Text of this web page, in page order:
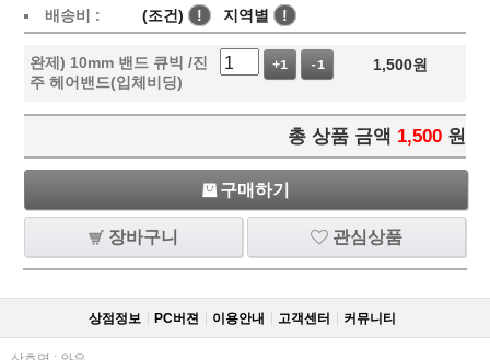
배송비 :
(조건) ! 지역별 !
완제) 10mm 밴드 큐빅 /진
주 헤어밴드(입체비딩)
+1 -1 1,500원
총 상품 금액 1,500 원
구매하기
장바구니 관심상품
상점정보 PC버젼 이용안내 고객센터 커뮤니티